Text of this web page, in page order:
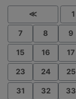
≪ 1
7 8 9
15 16 17
23 24 25
31 32 33